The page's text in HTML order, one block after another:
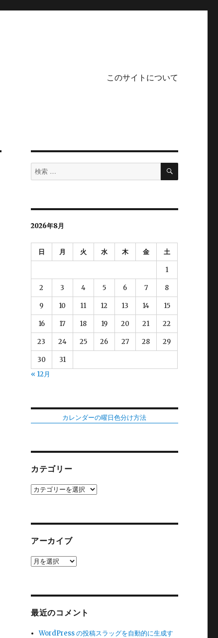
このサイトについて
検
索
検
2026年8月
日 月 火 水 木 金 土
1
2 3 4 5 6 7 8
9 10 11 12 13 14 15
16 17 18 19 20 21 22
23 24 25 26 27 28 29
30
31
« 12月
カレンダーの曜日色分け方法
カテゴリー
カ
アーカイブ
ア
最近のコメント
WordPress の投稿スラッグを自動的に生成す